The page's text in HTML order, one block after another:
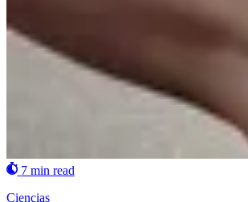
7 min read
Ciencias